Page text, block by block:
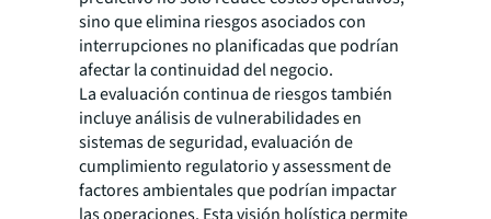
sino que elimina riesgos asociados con
interrupciones no planificadas que podrían
afectar la continuidad del negocio.
La evaluación continua de riesgos también
incluye análisis de vulnerabilidades en
sistemas de seguridad, evaluación de
cumplimiento regulatorio y assessment de
factores ambientales que podrían impactar